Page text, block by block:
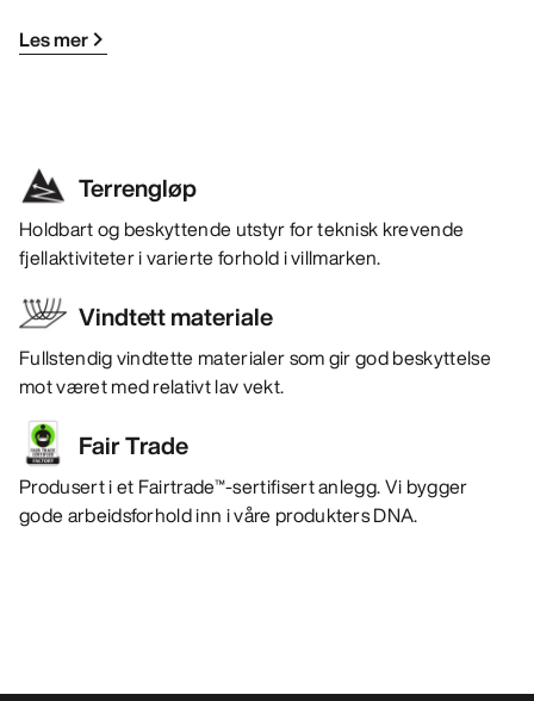
Les mer
Terrengløp
Holdbart og beskyttende utstyr for teknisk krevende
fjellaktiviteter i varierte forhold i villmarken.
Vindtett materiale
Fullstendig vindtette materialer som gir god beskyttelse
mot været med relativt lav vekt.
Fair Trade
Produsert i et Fairtrade™-sertifisert anlegg. Vi bygger
gode arbeidsforhold inn i våre produkters DNA.